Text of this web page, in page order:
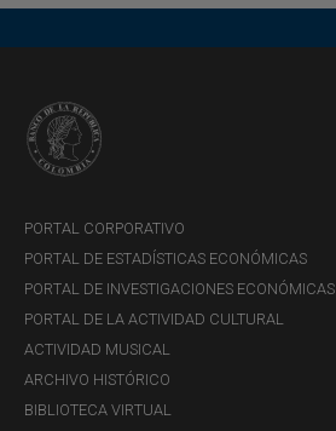
colegio.
PORTAL CORPORATIVO
PORTAL DE ESTADÍSTICAS ECONÓMICAS
PORTAL DE INVESTIGACIONES ECONÓMICAS
PORTAL DE LA ACTIVIDAD CULTURAL
ACTIVIDAD MUSICAL
ARCHIVO HISTÓRICO
BIBLIOTECA VIRTUAL